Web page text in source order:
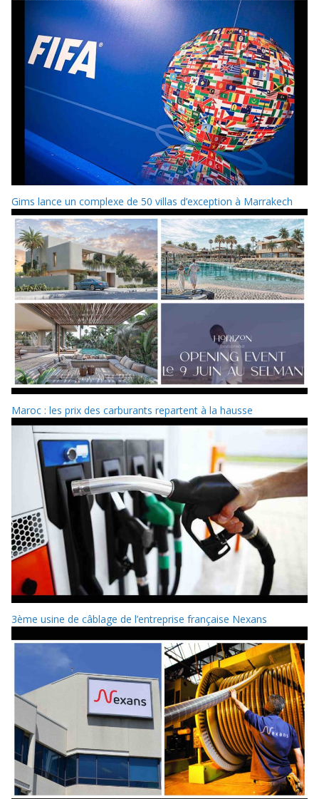
Gims lance un complexe de 50 villas d’exception à Marrakech
Maroc : les prix des carburants repartent à la hausse
3ème usine de câblage de l’entreprise française Nexans